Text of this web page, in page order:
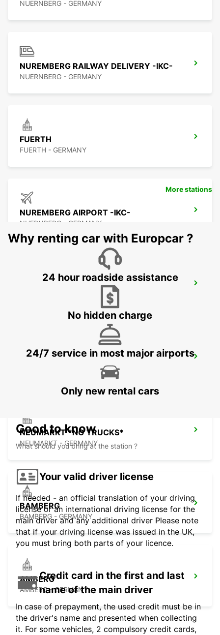
NUERNBERG - GERMANY
NUREMBERG RAILWAY DELIVERY -IKC-
NUERNBERG - GERMANY
FUERTH
FUERTH - GERMANY
NUREMBERG AIRPORT -IKC-
NUERNBERG - GERMANY
LAUF AN DER PEGNITZ NO TRUCKS
LAUF A D PEGNITZ - GERMANY
NEUMARKT *NO TRUCKS*
NEUMARKT - GERMANY
BAMBERG
BAMBERG - GERMANY
AMBERG
AMBERG - GERMANY
More stations
Why renting car with Europcar ?
24 hour roadside assistance
No hidden charge
24/7 service in most major airports
Only new rental cars
Good to know
What should you bring at the station ?
Your valid driver license
If needed - an official translation of your driving
license or an international driving license for the
main driver and any additional driver Please note
that if your driving license was issued in the UK,
you must bring both parts of your licence.
Credit card in the first and last
name of the main driver
In case of prepayment, the used credit must be in
the driver's name and presented when collecting
it. For some vehicles, 2 compulsory credit cards,